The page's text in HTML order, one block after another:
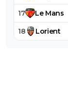
17 Le Mans
18 Lorient